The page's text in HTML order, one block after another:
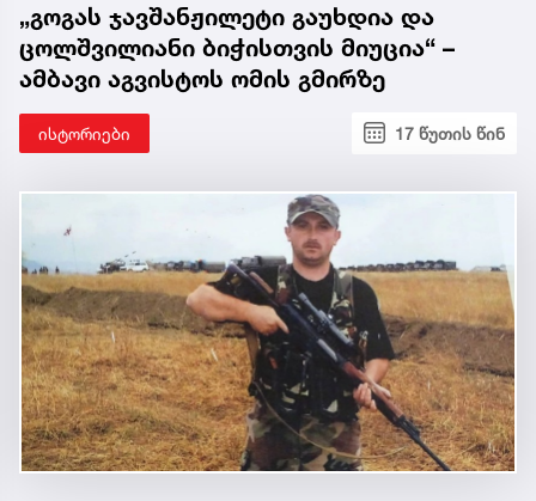
„გოგას ჯავშანჟილეტი გაუხდია და
ცოლშვილიანი ბიჭისთვის მიუცია“ –
ამბავი აგვისტოს ომის გმირზე
ისტორიები 17 წუთის წინ